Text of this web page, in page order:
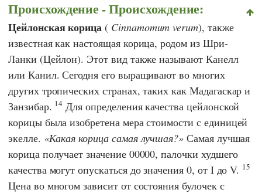
Происхождение - Происхождение:
Цейлонская корица ( Cinnamomum verum), также
известная как настоящая корица, родом из Шри-
Ланки (Цейлон). Этот вид также называют Канелл
или Канил. Сегодня его выращивают во многих
других тропических странах, таких как Мадагаскар и
Занзибар. 14 Для определения качества цейлонской
корицы была изобретена мера стоимости с единицей
экелле.
Какая корица самая лучшая? Самая лучшая
корица получает значение 00000, палочки худшего
качества могут опускаться до значения 0, от I до V. 15
Цена во многом зависит от состояния булочек с